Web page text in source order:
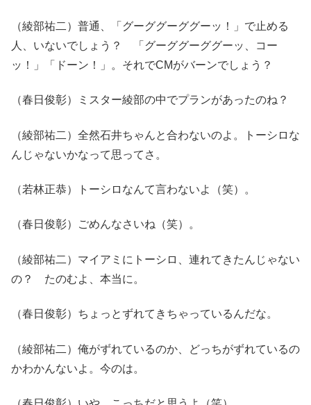
（綾部祐二）普通、「グーググーググーッ！」で止める
人、いないでしょう？ 「グーググーググーッ、コー
ッ！」「ドーン！」。それでCMがバーンでしょう？
（春日俊彰）ミスター綾部の中でプランがあったのね？
（綾部祐二）全然石井ちゃんと合わないのよ。トーシロな
んじゃないかなって思ってさ。
（若林正恭）トーシロなんて言わないよ（笑）。
（春日俊彰）ごめんなさいね（笑）。
（綾部祐二）マイアミにトーシロ、連れてきたんじゃない
の？ たのむよ、本当に。
（春日俊彰）ちょっとずれてきちゃっているんだな。
（綾部祐二）俺がずれているのか、どっちがずれているの
かわかんないよ。今のは。